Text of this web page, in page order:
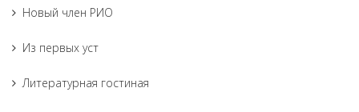
Новый член РИО
Из первых уст
Литературная гостиная